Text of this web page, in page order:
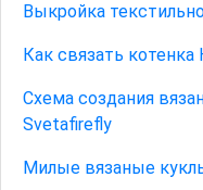
Выкройка
Как связать
Схема создания
Svetafirеfly
Милые вязаные